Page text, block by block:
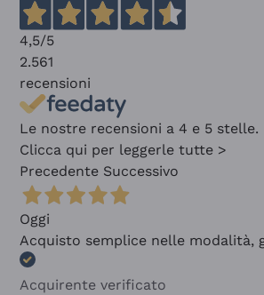
4,5/5
2.561
recensioni
Le nostre recensioni a 4 e 5 stelle.
Clicca qui per leggerle tutte >
Precedente Successivo
Oggi
Acquisto semplice nelle modalità,
Acquirente verificato